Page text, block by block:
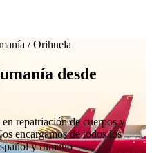
/Orihuela
desde
repatriación de cuerpos y
encargamos de todos los
y rumano